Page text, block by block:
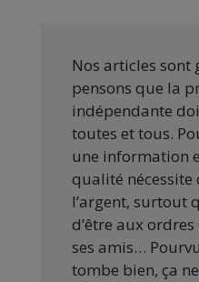
Nos articles sont
pensons que la
indépendante
toutes et tous.
une information
qualité nécessite
l’argent, surtout
d’être aux
ses amis…
tombe bien, ça